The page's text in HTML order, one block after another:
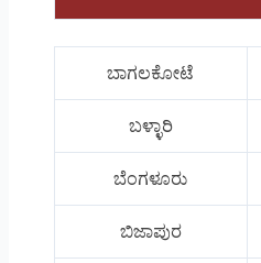
ಬಾಗಲಕೋಟೆ
ಬಳ್ಳಾರಿ
ಬೆಂಗಳೂರು
ಬಿಜಾಪುರ